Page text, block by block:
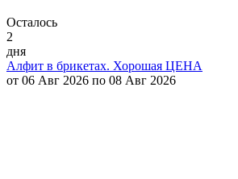
Осталось
2
дня
Алфит в брикетах. Хорошая ЦЕНА
от 06 Авг 2026 по 08 Авг 2026